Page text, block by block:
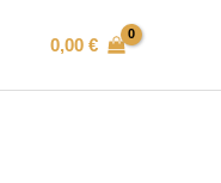
0,00 €